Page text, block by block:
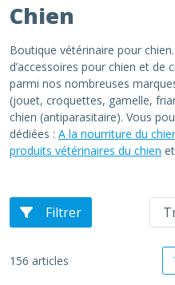
Chien
Boutique vétérinaire pour
d’accessoires pour chien et de
parmi nos nombreuses
(jouet, croquettes, gamelle,
chien (antiparasitaire). Vous
dédiées : A la nourriture du
produits vétérinaires du chien
Filtrer
156 articles